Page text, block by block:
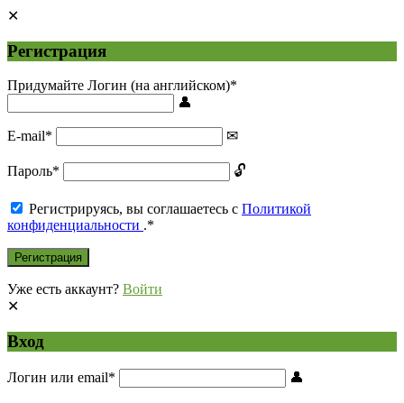
Регистрация
Придумайте Логин (на английском)*
E-mail*
Пароль*
Регистрируясь, вы соглашаетесь с Политикой
конфиденциальности .*
Уже есть аккаунт? Войти
Вход
Логин или email*